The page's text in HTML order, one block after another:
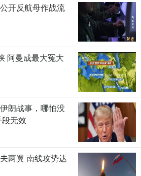
开反航母作战流
阿曼成最大冤大
朗战事，哪怕没
无效
两翼 南线攻势达